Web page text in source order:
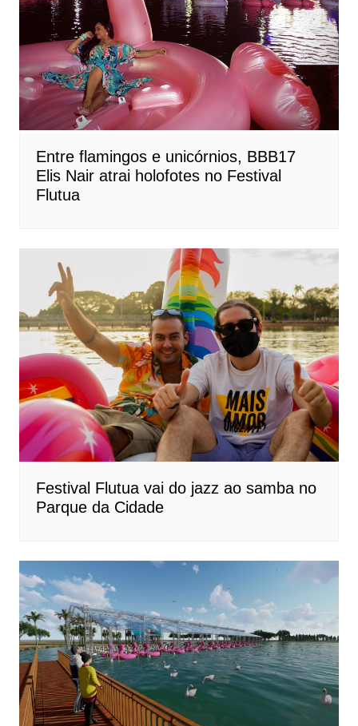
Entre flamingos e unicórnios, BBB17
Elis Nair atrai holofotes no Festival
Flutua
Festival Flutua vai do jazz ao samba no
Parque da Cidade